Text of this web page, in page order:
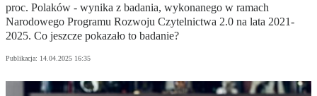
proc. Polaków - wynika z badania, wykonanego w ramach
Narodowego Programu Rozwoju Czytelnictwa 2.0 na lata 2021-
2025. Co jeszcze pokazało to badanie?
Publikacja: 14.04.2025 16:35